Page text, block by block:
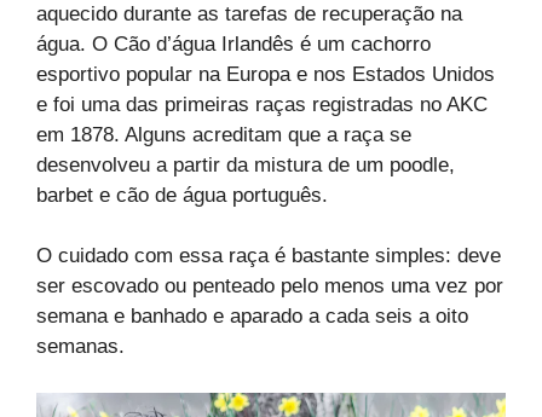
aquecido durante as tarefas de recuperação na
água. O Cão d’água Irlandês é um cachorro
esportivo popular na Europa e nos Estados Unidos
e foi uma das primeiras raças registradas no AKC
em 1878. Alguns acreditam que a raça se
desenvolveu a partir da mistura de um poodle,
barbet e cão de água português.
O cuidado com essa raça é bastante simples: deve
ser escovado ou penteado pelo menos uma vez por
semana e banhado e aparado a cada seis a oito
semanas.